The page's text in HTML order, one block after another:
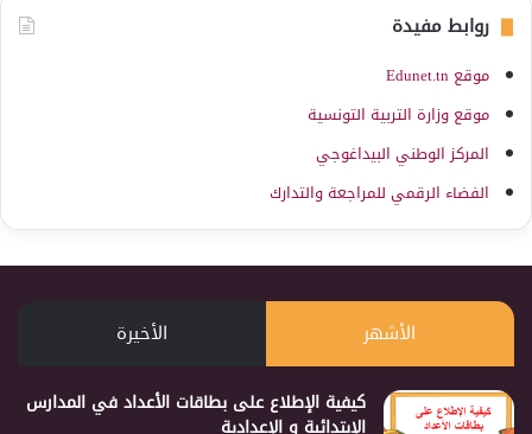
روابط مفيدة
موقع Edunet.tn
موقع وزارة التربية التونسية
المركز الوطني البيداغوجي
الفضاء الرقمي للمراجعة والتدارك
الأشهر الأخيرة
كيفية الإطلاع على بطاقات الأعداد في المدارس